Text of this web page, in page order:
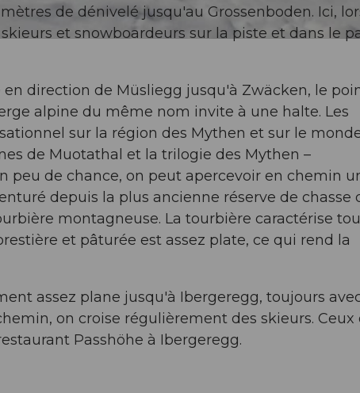
de dénivelé jusqu'au Grossenboden. Ici,
et snowboardeurs sur la piste et dans le
direction de Müsliegg jusqu'à Zwäcken, le
alpine du même nom invite à une halte. Les
sur la région des Mythen et sur le
de Muotathal et la trilogie des Mythen –
peu de chance, on peut apercevoir en chemin
depuis la plus ancienne réserve de chasse
montagneuse. La tourbière caractérise
et pâturée est assez plate, ce qui rend la
assez plane jusqu'à Ibergeregg, toujours
on croise régulièrement des skieurs. Ceux
Passhöhe à Ibergeregg.